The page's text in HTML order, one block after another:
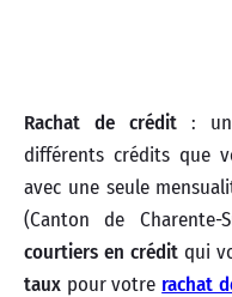
Rachat de crédit :
différents crédits que
avec une seule
(Canton de
courtiers en crédit qui
taux pour votre rachat